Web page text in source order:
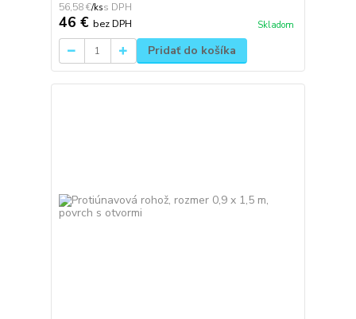
56,58 €/ks
46 € bez DPH Skladom
Pridať do košíka